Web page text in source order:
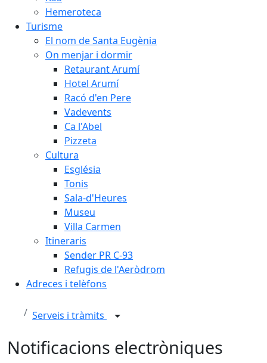
Hemeroteca
Turisme
El nom de Santa Eugènia
On menjar i dormir
Retaurant Arumí
Hotel Arumí
Racó d'en Pere
Vadevents
Ca l'Abel
Pizzeta
Cultura
Església
Tonis
Sala-d'Heures
Museu
Villa Carmen
Itineraris
Sender PR C-93
Refugis de l'Aeròdrom
Adreces i telèfons
Serveis i tràmits
Notificacions electròniques